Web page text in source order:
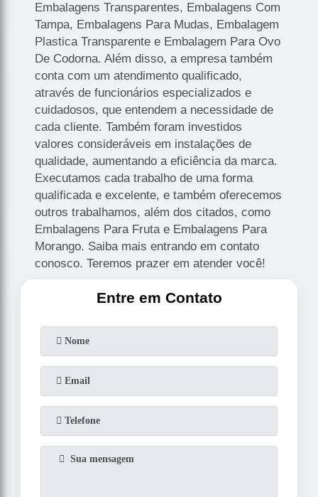
Embalagens Transparentes, Embalagens Com
Tampa, Embalagens Para Mudas, Embalagem
Plastica Transparente e Embalagem Para Ovo
De Codorna. Além disso, a empresa também
conta com um atendimento qualificado,
através de funcionários especializados e
cuidadosos, que entendem a necessidade de
cada cliente. Também foram investidos
valores consideráveis em instalações de
qualidade, aumentando a eficiência da marca.
Executamos cada trabalho de uma forma
qualificada e excelente, e também oferecemos
outros trabalhamos, além dos citados, como
Embalagens Para Fruta e Embalagens Para
Morango. Saiba mais entrando em contato
conosco. Teremos prazer em atender você!
Entre em Contato